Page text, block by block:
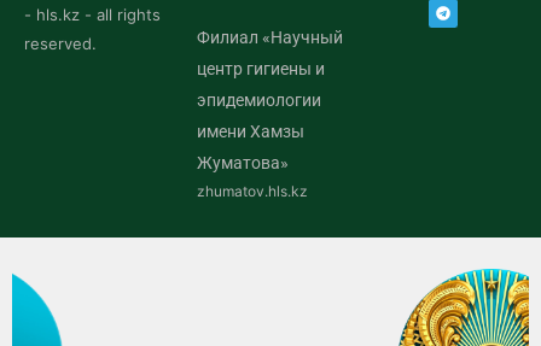
- hls.kz - all rights
reserved.
Филиал «Научный
центр гигиены и
эпидемиологии
имени Хамзы
Жуматова»
zhumatov.hls.kz